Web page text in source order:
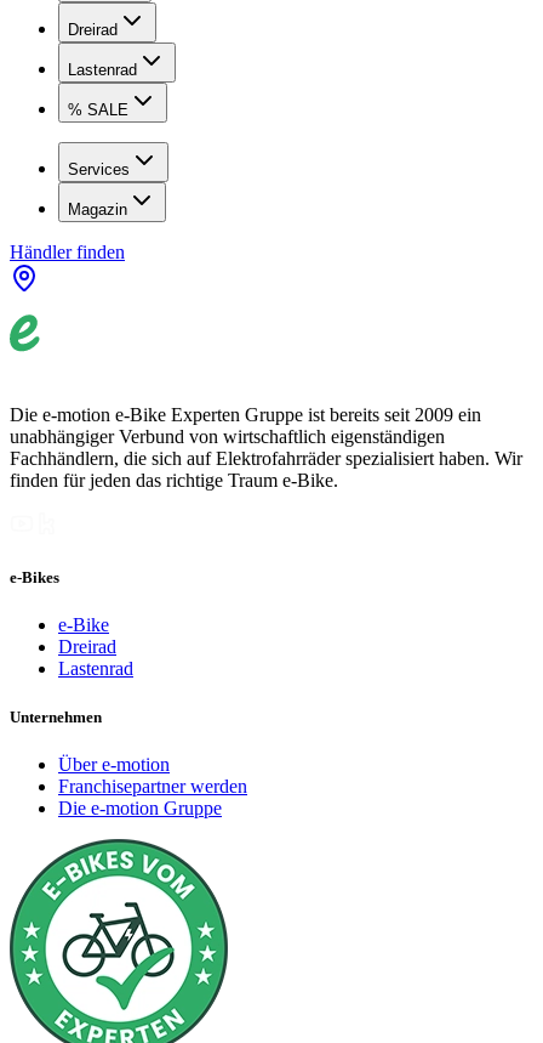
Dreirad
Lastenrad
% SALE
Services
Magazin
Händler finden
Die e-motion e-Bike Experten Gruppe ist bereits seit 2009 ein
unabhängiger Verbund von wirtschaftlich eigenständigen
Fachhändlern, die sich auf Elektrofahrräder spezialisiert haben. Wir
finden für jeden das richtige Traum e-Bike.
e-Bikes
e-Bike
Dreirad
Lastenrad
Unternehmen
Über e-motion
Franchisepartner werden
Die e-motion Gruppe